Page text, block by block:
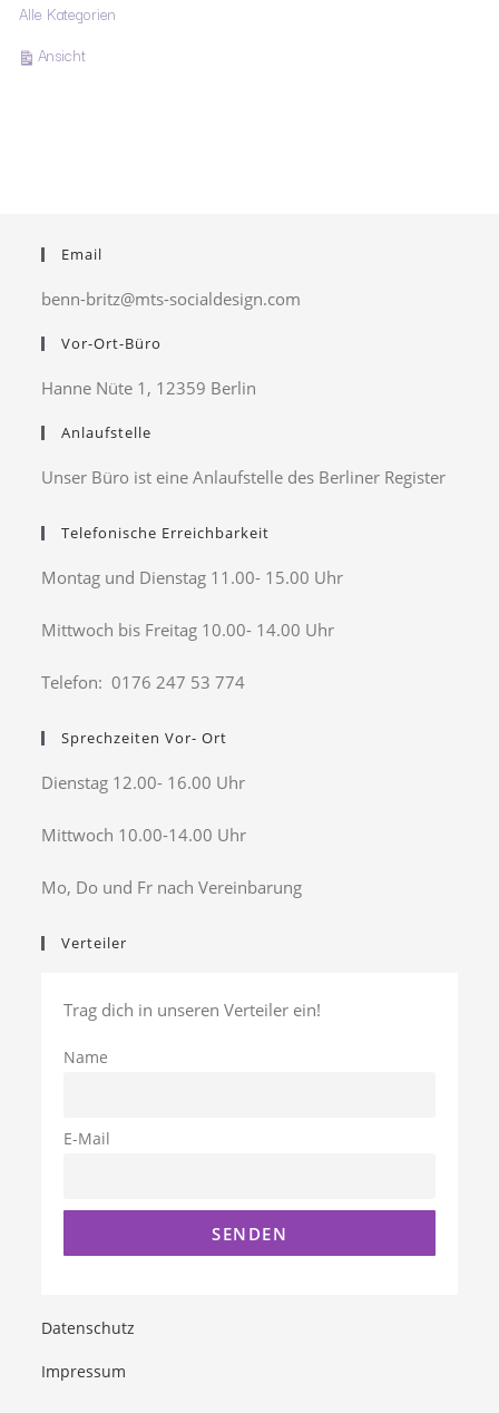
Alle Kategorien
Ansichtausdrucken
Email
benn-britz@mts-socialdesign.com
Vor-Ort-Büro
Hanne Nüte 1, 12359 Berlin
Anlaufstelle
Unser Büro ist eine Anlaufstelle des Berliner Register
Telefonische Erreichbarkeit
Montag und Dienstag 11.00- 15.00 Uhr
Mittwoch bis Freitag 10.00- 14.00 Uhr
Telefon: 0176 247 53 774
Sprechzeiten Vor- Ort
Dienstag 12.00- 16.00 Uhr
Mittwoch 10.00-14.00 Uhr
Mo, Do und Fr nach Vereinbarung
Verteiler
Trag dich in unseren Verteiler ein!
Name
E-Mail
Datenschutz
Impressum